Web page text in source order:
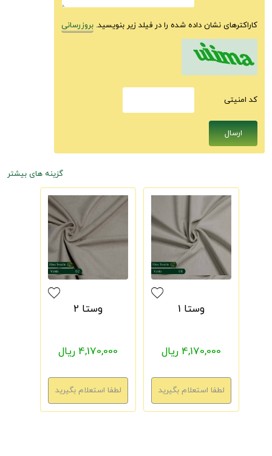
کاراکترهای نشان داده شده را در فیلد زیر بنویسید. بروزرسانی
كد امنيتى
گزینه های بیشتر
وستا 1
4,170,000 ریال
وستا 2
4,170,000 ریال